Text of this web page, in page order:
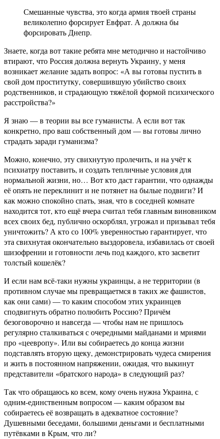
Смешанные чувства, это когда армия твоей страны
великолепно форсирует Евфрат. А должна бы
форсировать Днепр.
Знаете, когда вот такие ребята мне методично и настойчиво
втирают, что Россия должна вернуть Украину, у меня
возникает желание задать вопрос: «А вы готовы пустить в
свой дом проститутку, совершившую убийство своих
родственников, и страдающую тяжёлой формой психического
расстройства?»
Я знаю — в теории вы все гуманисты. А если вот так
конкретно, про ваш собственный дом — вы готовы лично
страдать заради гуманизма?
Можно, конечно, эту свихнутую пролечить, и на учёт к
психиатру поставить, и создать тепличные условия для
нормальной жизни, но… Вот кто даст гарантии, что однажды
её опять не переклинит и не потянет на былые подвиги? И
как можно спокойно спать, зная, что в соседней комнате
находится тот, кто ещё вчера считал тебя главным виновником
всех своих бед, публично оскорблял, угрожал и призывал тебя
уничтожить? А кто со 100% уверенностью гарантирует, что
эта свихнутая окончательно выздоровела, избавилась от своей
шизофрении и готовности лечь под каждого, кто засветит
толстый кошелёк?
И если нам всё-таки нужны украинцы, а не территории (в
противном случае мы превращаетмся в таких же фашистов,
как они сами) — то каким способом этих украинцев
сподвигнуть обратно полюбить Россию? Причём
безоговорочно и навсегда — чтобы нам не пришлось
регулярно сталкиваться с очередными майданами и мриями
про «цеевропу». Или вы собираетесь до конца жизни
подставлять вторую щеку, демонстрировать чудеса смирения
и жить в постоянном напряжении, ожидая, что выкинут
представители «братского народа» в следующий раз?
Так что обращаюсь ко всем, кому очень нужна Украина, с
одним-единственным вопросом — каким образом вы
собираетесь её возвращать в адекватное состояние?
Душевными беседами, большими деньгами и бесплатными
путёвками в Крым, что ли?